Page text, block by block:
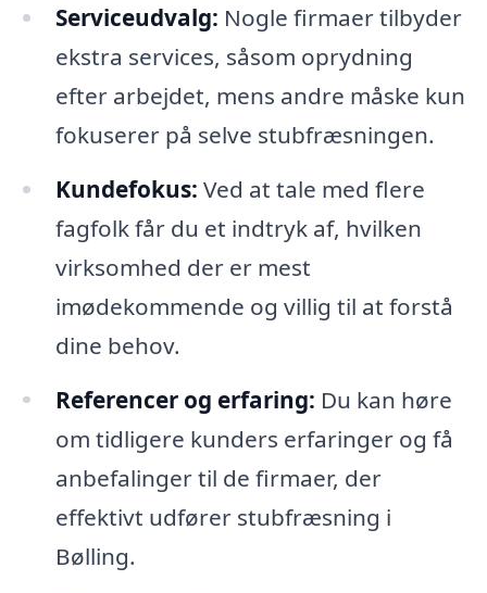
Serviceudvalg: Nogle firmaer tilbyder
ekstra services, såsom oprydning
efter arbejdet, mens andre måske kun
fokuserer på selve stubfræsningen.
Kundefokus: Ved at tale med flere
fagfolk får du et indtryk af, hvilken
virksomhed der er mest
imødekommende og villig til at forstå
dine behov.
Referencer og erfaring: Du kan høre
om tidligere kunders erfaringer og få
anbefalinger til de firmaer, der
effektivt udfører stubfræsning i
Bølling.